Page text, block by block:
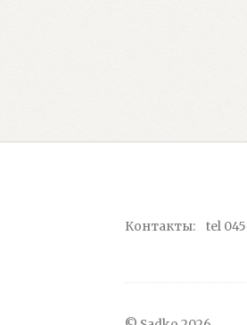
Контакты: tel